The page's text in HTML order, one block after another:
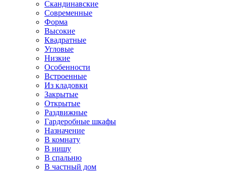
Скандинавские
Современные
Форма
Высокие
Квадратные
Угловые
Низкие
Особенности
Встроенные
Из кладовки
Закрытые
Открытые
Раздвижные
Гардеробные шкафы
Назначение
В комнату
В нишу
В спальню
В частный дом